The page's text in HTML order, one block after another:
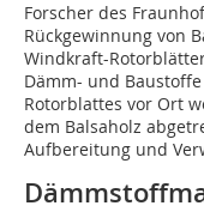
Forscher des
Rückgewinnung von
Windkraft-
Dämm- und
Rotorblattes vor Ort
dem Balsaholz
Aufbereitung und